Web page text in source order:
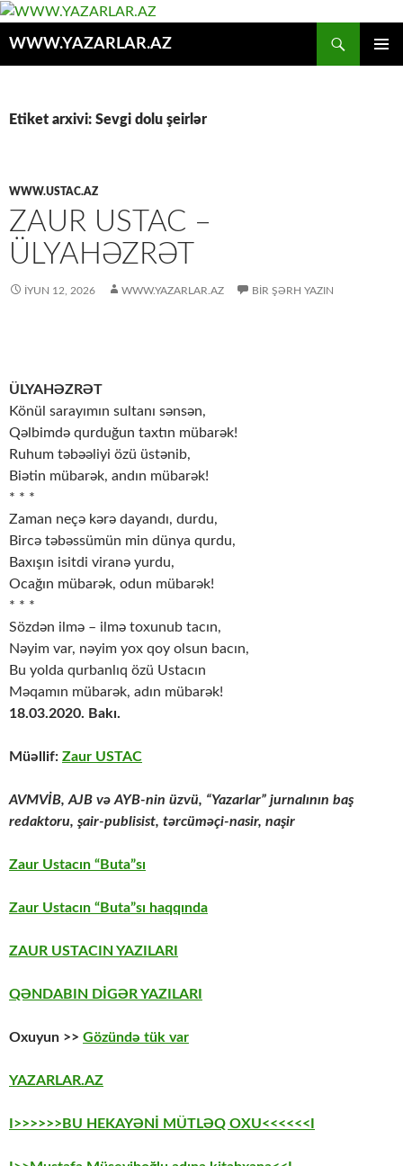
WWW.YAZARLAR.AZ
Etiket arxivi: Sevgi dolu şeirlər
WWW.USTAC.AZ
ZAUR USTAC –
ÜLYAHƏZRƏT
İYUN 12, 2026 WWW.YAZARLAR.AZ BIR ŞƏRH YAZIN
ÜLYAHƏZRƏT
Könül sarayımın sultanı sənsən,
Qəlbimdə qurduğun taxtın mübarək!
Ruhum təbəəliyi özü üstənib,
Biətin mübarək, andın mübarək!
* * *
Zaman neçə kərə dayandı, durdu,
Bircə təbəssümün min dünya qurdu,
Baxışın isitdi viranə yurdu,
Ocağın mübarək, odun mübarək!
* * *
Sözdən ilmə – ilmə toxunub tacın,
Nəyim var, nəyim yox qoy olsun bacın,
Bu yolda qurbanlıq özü Ustacın
Məqamın mübarək, adın mübarək!
18.03.2020. Bakı.
Müəllif: Zaur USTAC
AVMVİB, AJB və AYB-nin üzvü, “Yazarlar” jurnalının baş
redaktoru, şair-publisist, tərcüməçi-nasir, naşir
Zaur Ustacın “Buta”sı
Zaur Ustacın “Buta”sı haqqında
ZAUR USTACIN YAZILARI
QƏNDABIN DİGƏR YAZILARI
Oxuyun >> Gözündə tük var
YAZARLAR.AZ
I>>>>>>BU HEKAYƏNİ MÜTLƏQ OXU<<<<<<I